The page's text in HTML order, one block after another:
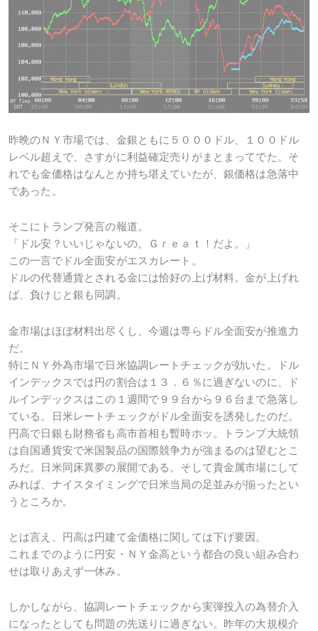
昨晩のＮＹ市場では、金銀ともに５０００ドル、１００ドル
レベル超えで、さすがに利益確定売りがまとまってでた。そ
れでも金価格はなんとか持ち堪えていたが、銀価格は急落中
であった。
そこにトランプ発言の報道。
「ドル安？いいじゃないの。Ｇｒｅａｔ！だよ。」
この一言でドル全面安がエスカレート。
ドルの代替通貨とされる金には恰好の上げ材料。金が上げれ
ば、負けじと銀も同調。
金市場はほぼ材料出尽くし、今週は専らドル全面安が推進力
だ。
特にＮＹ外為市場で日米協調レートチェックが効いた。ドル
インデックスでは円の割合は１３．６％に過ぎないのに、ド
ルインデックスはこの１週間で９９台から９６台まで急落し
ている。日米レートチェックがドル全面安を誘発したのだ。
円高で日銀も財務省も高市首相も暫時ホッ。トランプ大統領
は自国通貨安で米国製品の国際競争力が強まるのは望むとこ
ろだ。日米同床異夢の展開である。そして貴金属市場にして
みれば、ナイスタイミングで日米当局の足並みが揃ったとい
うところか。
とは言え、円高は円建て金価格に関しては下げ要因。
これまでのように円安・ＮＹ金高という都合の良い組み合わ
せは取りあえず一休み。
しかしながら、協調レートチェックから実弾投入の為替介入
になったとしても問題の先送りに過ぎない。昨年の大規模介